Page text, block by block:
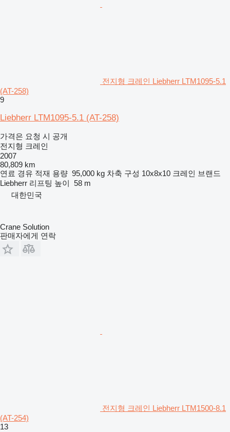
전지형 크레인 Liebherr LTM1095-5.1
(AT-258)
9
Liebherr LTM1095-5.1 (AT-258)
가격은 요청 시 공개
전지형 크레인
2007
80,809 km
연료 경유 적재 용량 95,000 kg 차축 구성 10x8x10 크레인 브랜드
Liebherr 리프팅 높이 58 m
대한민국
Crane Solution
판매자에게 연락
전지형 크레인 Liebherr LTM1500-8.1
(AT-254)
13